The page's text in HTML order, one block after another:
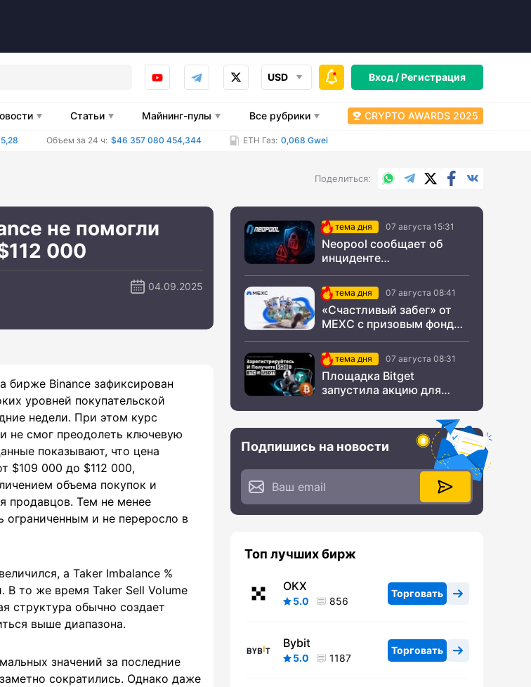
USD Вход /Регистрация
Статьи Майнинг-пулы Все рубрики CRYPTO AWARDS 2025
Объем за 24 ч: $46 357 080 454,344 ETH Газ: 0,068 Gwei
Поделиться WhatsApp
TelegramX.comFacebook
не помогли
000
04.09.2025
бирже Binance зафиксирован
уровней покупательской
недели. При этом курс
не смог преодолеть ключевую
показывают, что цена
$109 000 до $112 000,
объема покупок и
продавцов. Тем не менее
ограниченным и не переросло в
а Taker Imbalance %
В то же время Taker Sell Volume
структура обычно создает
выше диапазона.
значений за последние
сократились. Однако даже
тема дня 07 августа 15:31
Neopool сообщает об
инциденте
безопасности
тема дня 07 августа 08:41
«Счастливый забег» от
MEXC с призовым фондом
тема дня 07 августа 08:31
Площадка Bitget
запустила акцию для
Подпишись на новости
Топ лучших бирж
OKX
5.0 856
Торговать
Bybit
5.0 1187
Торговать